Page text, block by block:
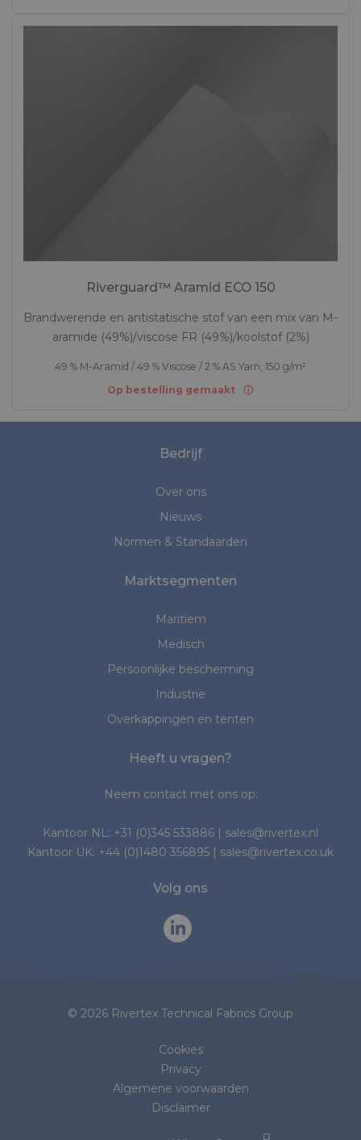
Riverguard™ Aramid ECO 150
Brandwerende en antistatische stof van een mix van M-
aramide (49%)/viscose FR (49%)/koolstof (2%)
49 % M-Aramid / 49 % Viscose / 2 % AS Yarn, 150 g/m²
Op bestelling gemaakt
Bedrijf
Over ons
Nieuws
Normen & Standaarden
Marktsegmenten
Maritiem
Medisch
Persoonlijke bescherming
Industrie
Overkappingen en tenten
Heeft u vragen?
Neem contact met ons op:
Kantoor NL: +31 (0)345 533886 | sales@rivertex.nl
Kantoor UK: +44 (0)1480 356895 | sales@rivertex.co.uk
Volg ons
© 2026 Rivertex Technical Fabrics Group
Cookies
Privacy
Algemene voorwaarden
Disclaimer